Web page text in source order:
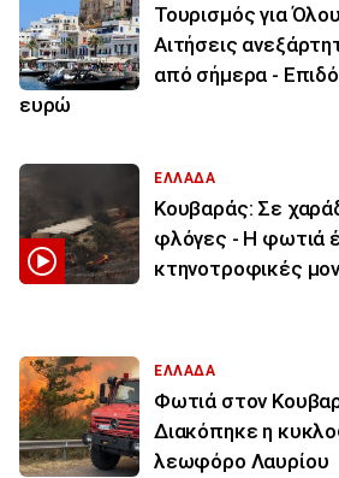
Τουρισμός για
Αιτήσεις
από σήμερα -
ευρώ
ΕΛΛΑΔΑ
Κουβαράς: Σε
φλόγες - Η φωτιά
κτηνοτροφικές
ΕΛΛΑΔΑ
Φωτιά στον
Διακόπηκε η
λεωφόρο Λαυρίου